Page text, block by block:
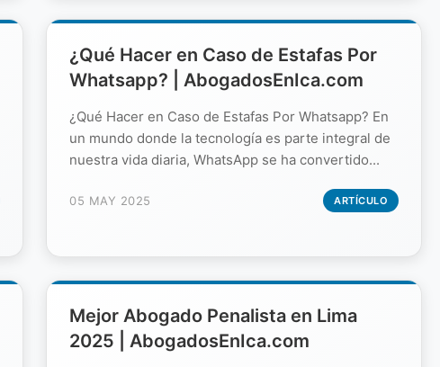
¿Qué Hacer en Caso de Estafas Por
Whatsapp? | AbogadosEnIca.com
¿Qué Hacer en Caso de Estafas Por Whatsapp? En
un mundo donde la tecnología es parte integral de
nuestra vida diaria, WhatsApp se ha convertido...
05 MAY 2025 ARTÍCULO
Mejor Abogado Penalista en Lima
2025 | AbogadosEnIca.com